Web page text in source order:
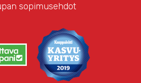
sopimusehdot